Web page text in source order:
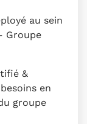
au sein
Groupe
&
en
groupe